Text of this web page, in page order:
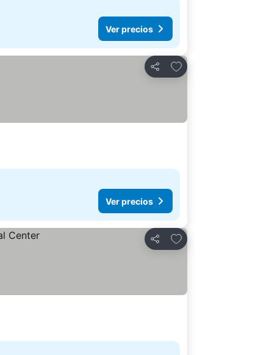
Ver precios
Compartir
Añadir a favoritos
Ver precios
Compartir
Añadir a favoritos